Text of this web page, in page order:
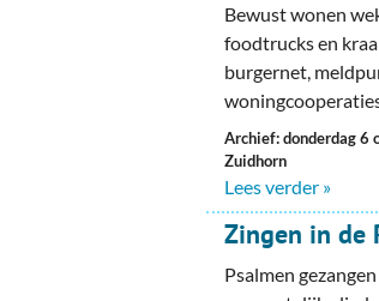
Bewust wonen
foodtrucks en
burgernet,
Archief: donderdag
Zuidhorn
Lees verder »
Zingen in de
Psalmen